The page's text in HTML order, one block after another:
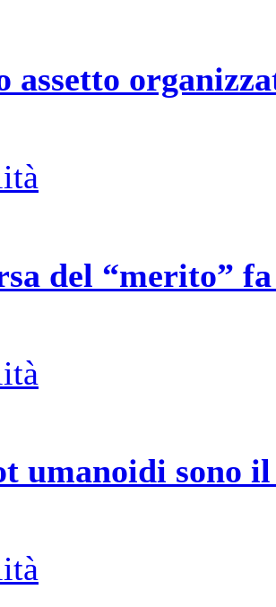
assetto
del “merito”
umanoidi sono